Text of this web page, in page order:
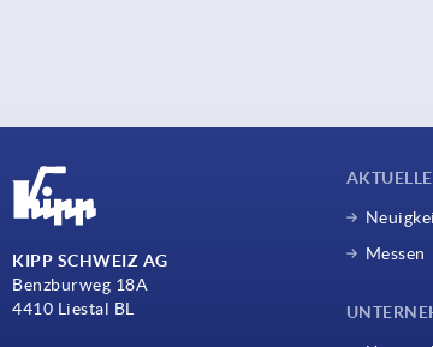
KIPP SCHWEIZ AG
Benzburweg 18A
4410 Liestal BL
Messen